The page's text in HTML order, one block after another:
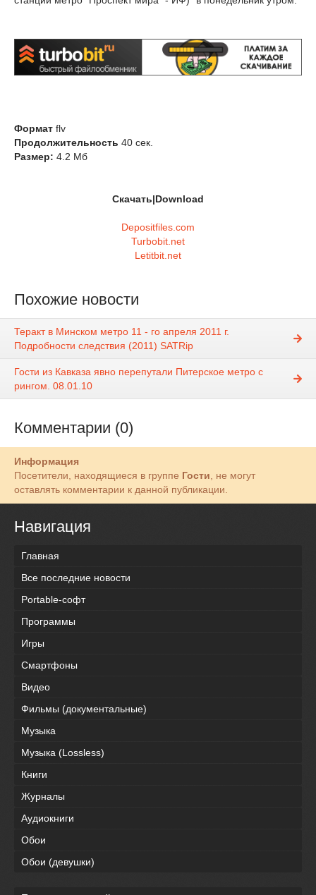
Формат flv
Продолжительность 40 сек.
Размер: 4.2 Мб
Скачать|Download
Depositfiles.com
Turbobit.net
Letitbit.net
Похожие новости
Теракт в Минском метро 11 - го апреля 2011 г.
Подробности следствия (2011) SATRip
Гости из Кавказа явно перепутали Питерское метро с
рингом. 08.01.10
Комментарии (0)
Информация
Посетители, находящиеся в группе Гости , не могут
оставлять комментарии к данной публикации.
Навигация
Главная
Все последние новости
Portable-софт
Программы
Игры
Смартфоны
Видео
Фильмы (документальные)
Музыка
Музыка (Lossless)
Книги
Журналы
Аудиокниги
Обои
Обои (девушки)